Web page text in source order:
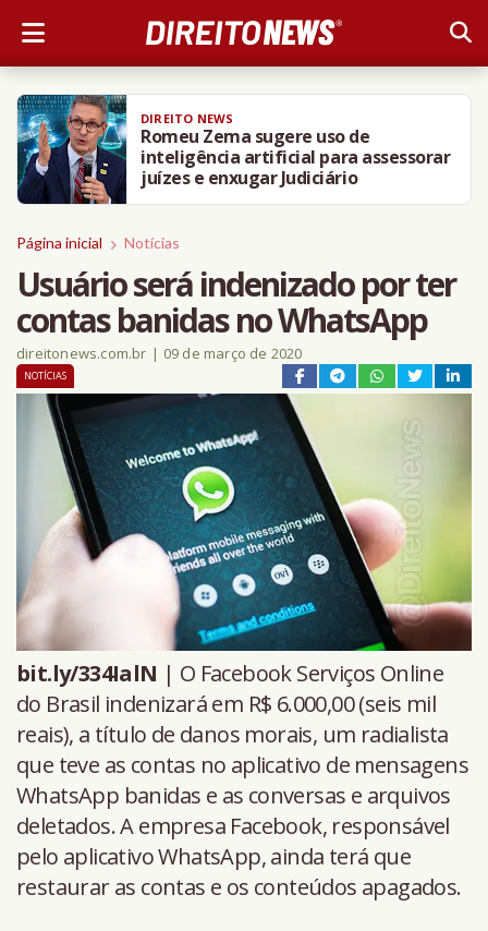
DIREITO NEWS
Romeu Zema sugere uso de
inteligência artificial para assessorar
juízes e enxugar Judiciário
Página inicial Notícias
Usuário será indenizado por ter
contas banidas no WhatsApp
direitonews.com.br | 09 de março de 2020
NOTÍCIAS
bit.ly/334IalN | O Facebook Serviços Online
do Brasil indenizará em R$ 6.000,00 (seis mil
reais), a título de danos morais, um radialista
que teve as contas no aplicativo de mensagens
WhatsApp banidas e as conversas e arquivos
deletados. A empresa Facebook, responsável
pelo aplicativo WhatsApp, ainda terá que
restaurar as contas e os conteúdos apagados.